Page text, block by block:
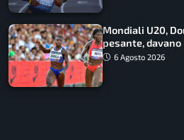
Mondiali U20,
pesante,
Non ho nulla da
6 Agosto 2026